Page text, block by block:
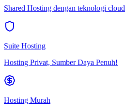
Shared Hosting dengan teknologi cloud
Suite Hosting
Hosting Privat, Sumber Daya Penuh!
Hosting Murah